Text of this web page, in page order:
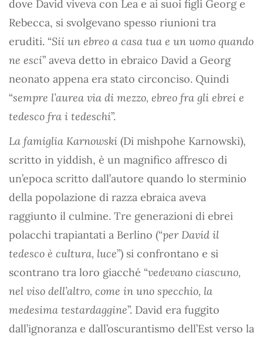
dove David viveva con Lea e ai suoi figli Georg e
Rebecca, si svolgevano spesso riunioni tra
eruditi. “Sii un ebreo a casa tua e un uomo quando
ne esci” aveva detto in ebraico David a Georg
neonato appena era stato circonciso. Quindi
“sempre l’aurea via di mezzo, ebreo fra gli ebrei e
tedesco fra i tedeschi”.
La famiglia Karnowski (Di mishpohe Karnowski),
scritto in yiddish, è un magnifico affresco di
un’epoca scritto dall’autore quando lo sterminio
della popolazione di razza ebraica aveva
raggiunto il culmine. Tre generazioni di ebrei
polacchi trapiantati a Berlino (“per David il
tedesco è cultura, luce”) si confrontano e si
scontrano tra loro giacché “vedevano ciascuno,
nel viso dell’altro, come in uno specchio, la
medesima testardaggine”. David era fuggito
dall’ignoranza e dall’oscurantismo dell’Est verso la